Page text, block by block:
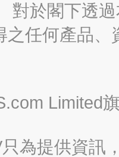
對於閣下透
之任何產品
Limited
為提供資訊